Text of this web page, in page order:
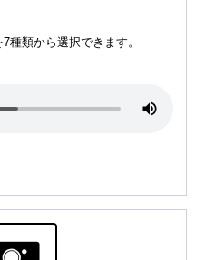
種類から選択できます。